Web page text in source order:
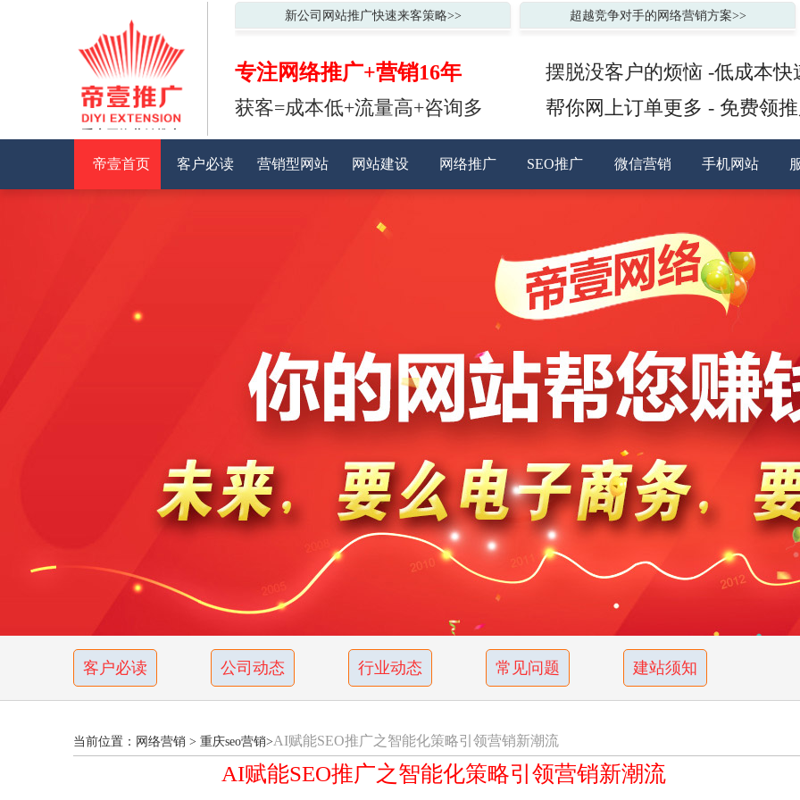
新公司网站推广快速来客策略>> 超越竞争对手的网络营销方案>>
专注网络推广+营销16年
获客=成本低+流量高+咨询多
摆脱没客户的烦恼 -低成本快
帮你网上订单更多 - 免费领
帝壹首页 客户必读 营销型网站 网站建设 网络推广 SEO推广 微信营销 手机网站
客户必读 公司动态 行业动态 常见问题 建站须知
当前位置： 网络营销 > 重庆seo营销>AI赋能SEO推广之智能化策略引领营销新潮流
AI赋能SEO推广之智能化策略引领营销新潮流